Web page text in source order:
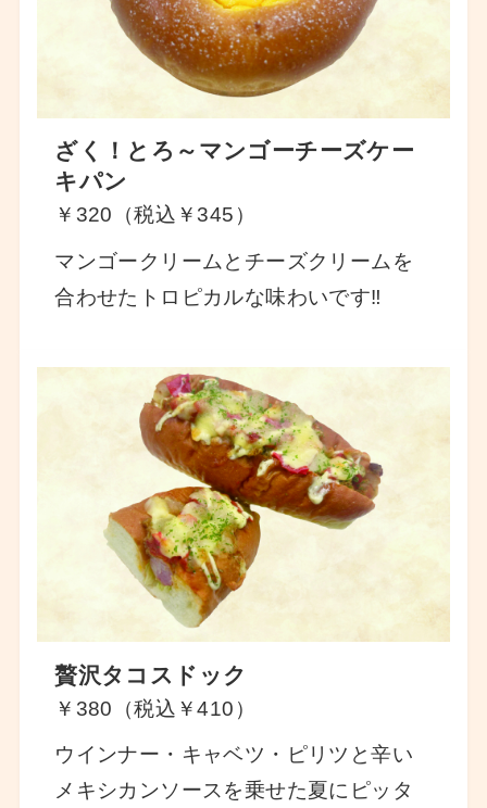
ざく！とろ～マンゴーチーズケー
キパン
￥320（税込￥345）
マンゴークリームとチーズクリームを
合わせたトロピカルな味わいです‼
贅沢タコスドック
￥380（税込￥410）
ウインナー・キャベツ・ピリツと辛い
メキシカンソースを乗せた夏にピッタ